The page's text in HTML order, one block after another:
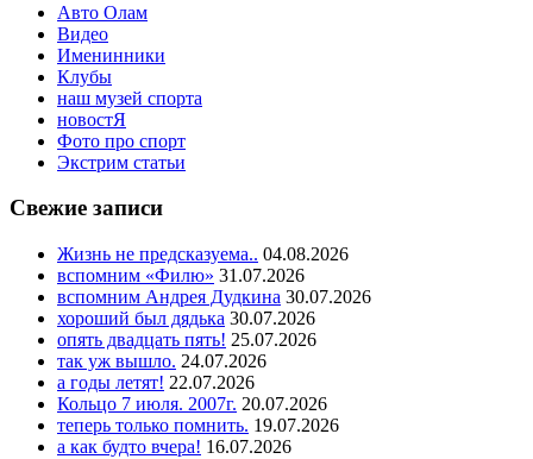
Авто Олам
Видео
Именинники
Клубы
наш музей спорта
новостЯ
Фото про спорт
Экстрим статьи
Свежие записи
Жизнь не предсказуема.. 04.08.2026
вспомним «Филю» 31.07.2026
вспомним Андрея Дудкина 30.07.2026
хороший был дядька 30.07.2026
опять двадцать пять! 25.07.2026
так уж вышло. 24.07.2026
а годы летят! 22.07.2026
Кольцо 7 июля. 2007г. 20.07.2026
теперь только помнить. 19.07.2026
а как будто вчера! 16.07.2026